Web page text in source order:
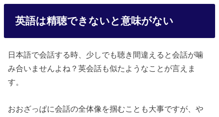
英語は精聴できないと意味がない
日本語で会話する時、少しでも聴き間違えると会話が噛
み合いませんよね？英会話も似たようなことが言えま
す。
おおざっぱに会話の全体像を掴むことも大事ですが、や